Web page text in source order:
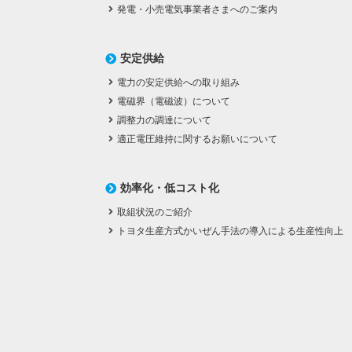
発電・小売電気事業者さまへのご案内
安定供給
電力の安定供給への取り組み
電磁界（電磁波）について
調整力の調達について
適正電圧維持に関するお願いについて
効率化・低コスト化
取組状況のご紹介
トヨタ生産方式かいぜん手法の導入による生産性向上